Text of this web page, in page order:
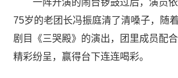
75岁的老团长冯振庭清了清嗓子，随
剧目《三哭殿》的演出，团里成员配
精彩纷呈，赢得台下连连喝彩。